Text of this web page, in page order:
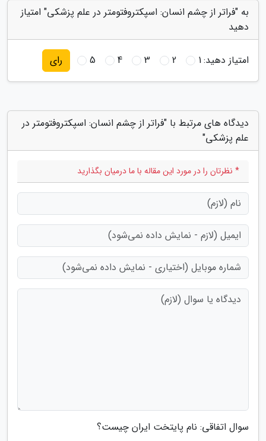
به "فراتر از چشم انسان: اسپکتروفتومتر در علم پزشکی" امتیاز
دهید
امتیاز دهید:1
2
3
4
5 رای
دیدگاه های مرتبط با "فراتر از چشم انسان: اسپکتروفتومتر در
علم پزشکی"
* نظرتان را در مورد این مقاله با ما درمیان بگذارید
سوال اتفاقی: نام پایتخت ایران چیست؟